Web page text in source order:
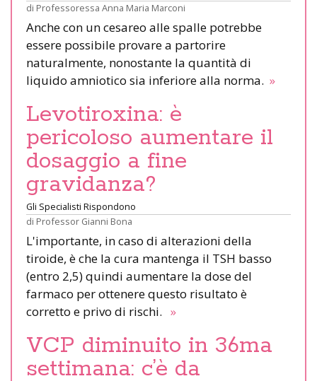
di Professoressa Anna Maria Marconi
Anche con un cesareo alle spalle potrebbe
essere possibile provare a partorire
naturalmente, nonostante la quantità di
liquido amniotico sia inferiore alla norma. »
Levotiroxina: è
pericoloso aumentare il
dosaggio a fine
gravidanza?
Gli Specialisti Rispondono
di Professor Gianni Bona
L'importante, in caso di alterazioni della
tiroide, è che la cura mantenga il TSH basso
(entro 2,5) quindi aumentare la dose del
farmaco per ottenere questo risultato è
corretto e privo di rischi. »
VCP diminuito in 36ma
settimana: c’è da